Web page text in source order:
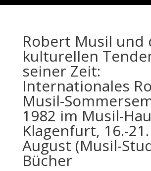
Robert Musil und
kulturellen
seiner Zeit:
Internationales
Musil-
1982 im Musil-
Klagenfurt, 16.-21.
August (Musil-
Bücher